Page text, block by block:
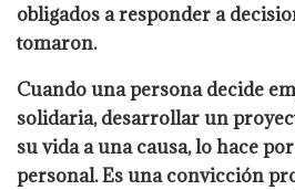
obligados a responder a
tomaron.
Cuando una persona decide
solidaria, desarrollar un
su vida a una causa, lo hace
personal. Es una convicción